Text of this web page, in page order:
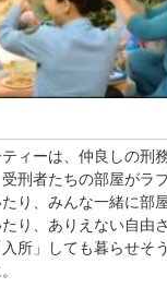
ィーは、仲良しの刑
刑者たちの部屋がラ
り、みんな一緒に部
り、ありえない自由
入所」しても暮らせそ